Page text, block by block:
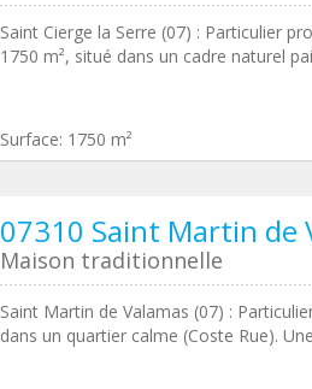
Saint Cierge la Serre (07) : Particulier
1750 m², situé dans un cadre naturel
Surface: 1750 m²
07310 Saint Martin de
Maison traditionnelle
Saint Martin de Valamas (07) :
dans un quartier calme (Coste Rue).